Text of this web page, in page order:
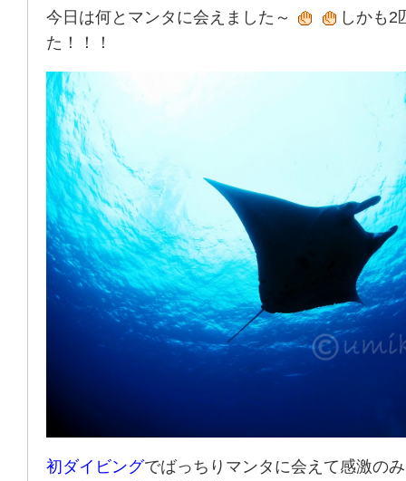
今日は何とマンタに会えました～
しかも2
た！！！
初ダイビングでばっちりマンタに会えて感激の